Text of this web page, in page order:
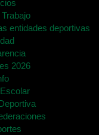
entidades deportivas
2026